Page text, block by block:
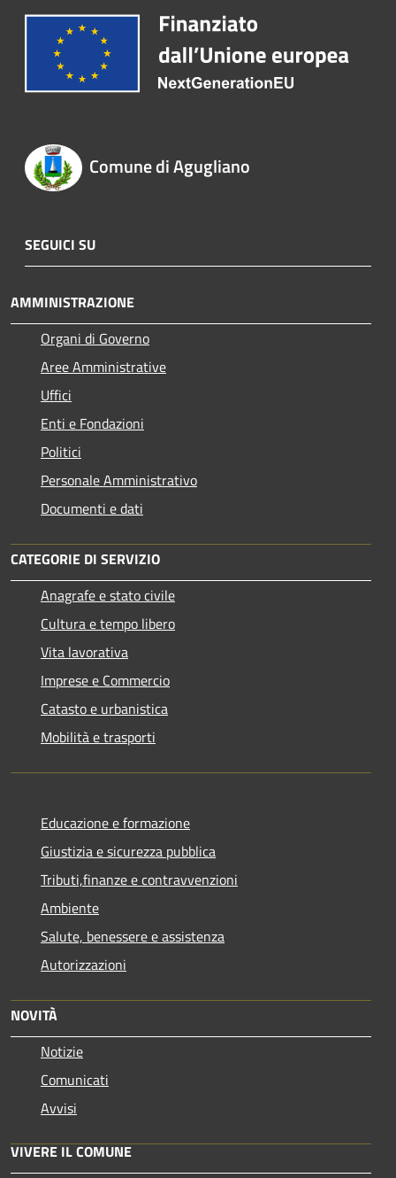
Comune di Agugliano
SEGUICI SU
AMMINISTRAZIONE
Organi di Governo
Aree Amministrative
Uffici
Enti e Fondazioni
Politici
Personale Amministrativo
Documenti e dati
CATEGORIE DI SERVIZIO
Anagrafe e stato civile
Cultura e tempo libero
Vita lavorativa
Imprese e Commercio
Catasto e urbanistica
Mobilità e trasporti
Educazione e formazione
Giustizia e sicurezza pubblica
Tributi,finanze e contravvenzioni
Ambiente
Salute, benessere e assistenza
Autorizzazioni
NOVITÀ
Notizie
Comunicati
Avvisi
VIVERE IL COMUNE